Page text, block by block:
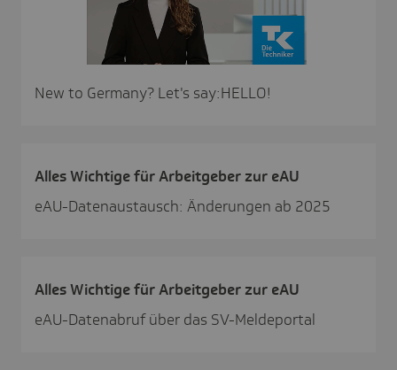
New to Germany? Let's say:HELLO!
Alles Wich­tige für Arbeit­geber zur eAU
eAU-Datenaustausch: Änderungen ab 2025
Alles Wich­tige für Arbeit­geber zur eAU
eAU-Datenabruf über das SV-Meldeportal